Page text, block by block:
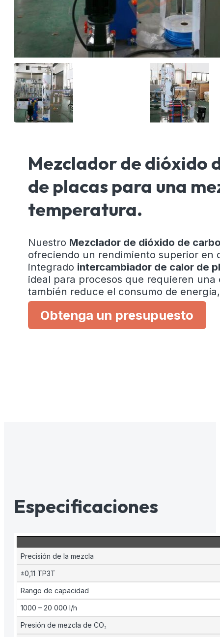
Mezclador de dióxido
de placas para una
temperatura.
Nuestro Mezclador de dióxido de
ofreciendo un rendimiento superior en
integrado intercambiador de calor de
ideal para procesos que requieren
también reduce el consumo de
Obtenga un presupuesto
Especificaciones
Precisión de la mezcla
±0,11 TP3T
Rango de capacidad
1000 – 20 000 l/h
Presión de mezcla de CO₂